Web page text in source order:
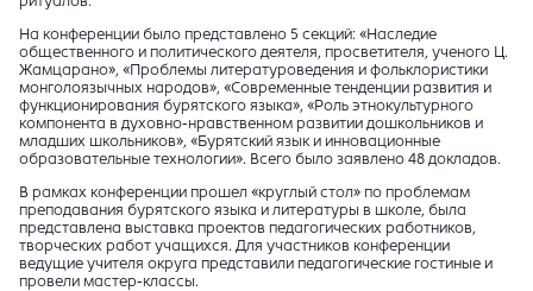
На конференции было представлено 5 секций: «Наследие
общественного и политического деятеля, просветителя, ученого Ц.
Жамцарано», «Проблемы литературоведения и фольклористики
монголоязычных народов», «Современные тенденции развития и
функционирования бурятского языка», «Роль этнокультурного
компонента в духовно-нравственном развитии дошкольников и
младших школьников», «Бурятский язык и инновационные
образовательные технологии». Всего было заявлено 48 докладов.
В рамках конференции прошел «круглый стол» по проблемам
преподавания бурятского языка и литературы в школе, была
представлена выставка проектов педагогических работников,
творческих работ учащихся. Для участников конференции
ведущие учителя округа представили педагогические гостиные и
провели мастер-классы.